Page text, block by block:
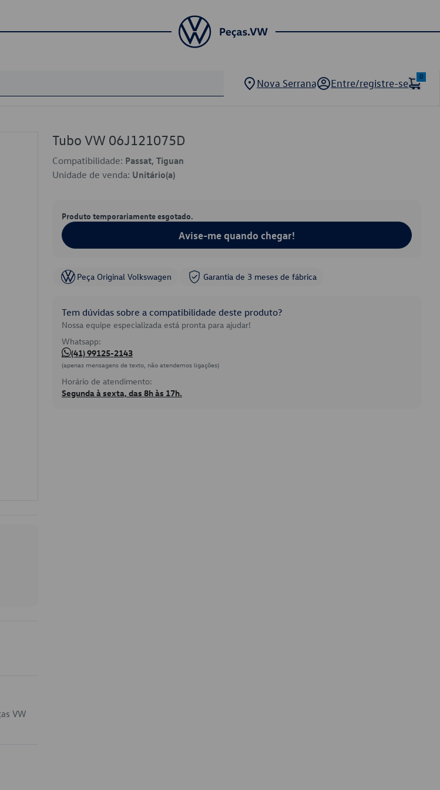
Nova Serrana Entre/registre-se
0
VW
Tubo VW 06J121075D
Compatibilidade: Passat, Tiguan
Unidade de venda: Unitário(a)
Produto temporariamente esgotado.
Avise-me quando chegar!
Peça Original Volkswagen Garantia de 3 meses de fábrica
Tem dúvidas sobre a compatibilidade deste produto?
Nossa equipe especializada está pronta para ajudar!
Whatsapp:
(41) 99125-2143
(apenas mensagens de texto, não atendemos ligações)
Horário de atendimento:
Segunda à sexta, das 8h às 17h.